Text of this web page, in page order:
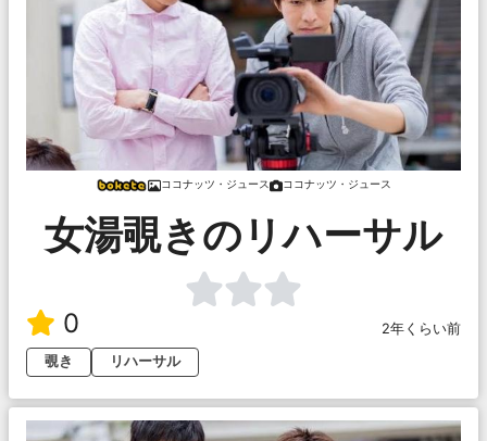
ココナッツ・ジュース ココナッツ・ジュース
女湯覗きのリハーサル
0
2年くらい前
覗き
リハーサル